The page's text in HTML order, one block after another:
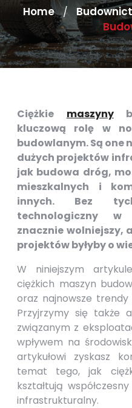
Home /
Ciężkie maszyny
kluczową rolę w
budowlanym. Są one
dużych projektów
jak budowa dróg,
mieszkalnych i
innych. Bez
technologiczny w
znacznie wolniejszy,
projektów byłyby o
W niniejszym
ciężkich maszyn
oraz najnowsze
Przyjrzymy się także
związanym z
wpływem na
artykułowi zyskasz
temat tego, jak
kształtują
infrastrukturalny.